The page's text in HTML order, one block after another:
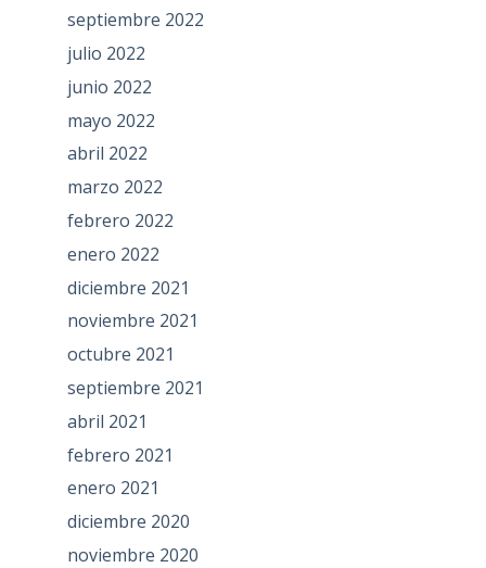
septiembre 2022
julio 2022
junio 2022
mayo 2022
abril 2022
marzo 2022
febrero 2022
enero 2022
diciembre 2021
noviembre 2021
octubre 2021
septiembre 2021
abril 2021
febrero 2021
enero 2021
diciembre 2020
noviembre 2020